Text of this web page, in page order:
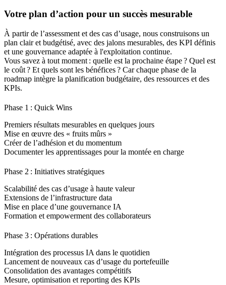
Votre plan d’action pour un succès mesurable
À partir de l’assessment et des cas d’usage, nous construisons un
plan clair et budgétisé, avec des jalons mesurables, des KPI définis
et une gouvernance adaptée à l'exploitation continue.
Vous savez à tout moment : quelle est la prochaine étape ? Quel est
le coût ? Et quels sont les bénéfices ? Car chaque phase de la
roadmap intègre la planification budgétaire, des ressources et des
KPIs.
Phase 1 : Quick Wins
Premiers résultats mesurables en quelques jours
Mise en œuvre des « fruits mûrs »
Créer de l’adhésion et du momentum
Documenter les apprentissages pour la montée en charge
Phase 2 : Initiatives stratégiques
Scalabilité des cas d’usage à haute valeur
Extensions de l’infrastructure data
Mise en place d’une gouvernance IA
Formation et empowerment des collaborateurs
Phase 3 : Opérations durables
Intégration des processus IA dans le quotidien
Lancement de nouveaux cas d’usage du portefeuille
Consolidation des avantages compétitifs
Mesure, optimisation et reporting des KPIs